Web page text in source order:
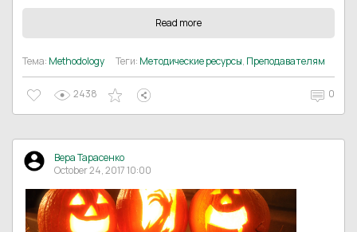
Read more
Тема: Methodology Теги: Методические ресурсы, Преподавателям
2438 0
Вера Тарасенко
October 24, 2017 10:00